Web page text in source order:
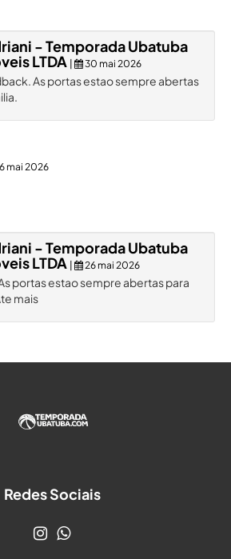
- Temporada Ubatuba
LTDA
30 mai 2026
As portas estao sempre abertas
mai 2026
- Temporada Ubatuba
LTDA | 26 mai 2026
portas estao sempre abertas para
mais
Redes Sociais